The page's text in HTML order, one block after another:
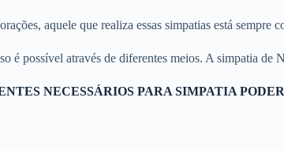
aquele que realiza essas simpatias está sempre
é possível através de diferentes meios. A simpatia de
NECESSÁRIOS PARA SIMPATIA